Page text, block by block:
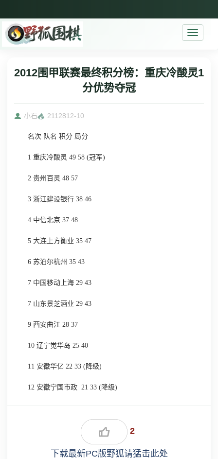
Toggle
2012围甲联赛最终积分榜：重庆冷酸灵1
分优势夺冠
小石 2112812-10
名次 队名 积分 局分
1 重庆冷酸灵 49 58 (冠军)
2 贵州百灵 48 57
3 浙江建设银行 38 46
4 中信北京 37 48
5 大连上方衡业 35 47
6 苏泊尔杭州 35 43
7 中国移动上海 29 43
7 山东景芝酒业 29 43
9 西安曲江 28 37
10 辽宁觉华岛 25 40
11 安徽华亿 22 33 (降级)
12 安徽宁国市政 21 33 (降级)
2
下载最新PC版野狐请猛击此处